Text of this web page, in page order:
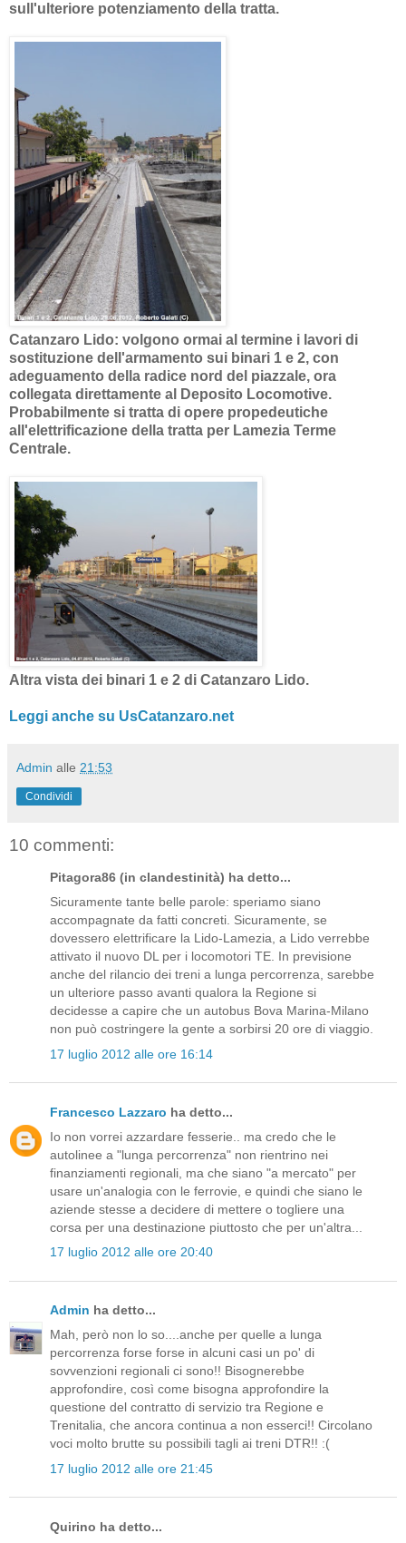
sull'ulteriore potenziamento della tratta.
Catanzaro Lido: volgono ormai al termine i lavori di
sostituzione dell'armamento sui binari 1 e 2, con
adeguamento della radice nord del piazzale, ora
collegata direttamente al Deposito Locomotive.
Probabilmente si tratta di opere propedeutiche
all'elettrificazione della tratta per Lamezia Terme
Centrale.
Altra vista dei binari 1 e 2 di Catanzaro Lido.
Leggi anche su UsCatanzaro.net
Admin alle 21:53
Condividi
10 commenti:
Pitagora86 (in clandestinità) ha detto...
Sicuramente tante belle parole: speriamo siano
accompagnate da fatti concreti. Sicuramente, se
dovessero elettrificare la Lido-Lamezia, a Lido verrebbe
attivato il nuovo DL per i locomotori TE. In previsione
anche del rilancio dei treni a lunga percorrenza, sarebbe
un ulteriore passo avanti qualora la Regione si
decidesse a capire che un autobus Bova Marina-Milano
non può costringere la gente a sorbirsi 20 ore di viaggio.
17 luglio 2012 alle ore 16:14
Francesco Lazzaro ha detto...
Io non vorrei azzardare fesserie.. ma credo che le
autolinee a "lunga percorrenza" non rientrino nei
finanziamenti regionali, ma che siano "a mercato" per
usare un'analogia con le ferrovie, e quindi che siano le
aziende stesse a decidere di mettere o togliere una
corsa per una destinazione piuttosto che per un'altra...
17 luglio 2012 alle ore 20:40
Admin ha detto...
Mah, però non lo so....anche per quelle a lunga
percorrenza forse forse in alcuni casi un po' di
sovvenzioni regionali ci sono!! Bisognerebbe
approfondire, così come bisogna approfondire la
questione del contratto di servizio tra Regione e
Trenitalia, che ancora continua a non esserci!! Circolano
voci molto brutte su possibili tagli ai treni DTR!! :(
17 luglio 2012 alle ore 21:45
Quirino ha detto...